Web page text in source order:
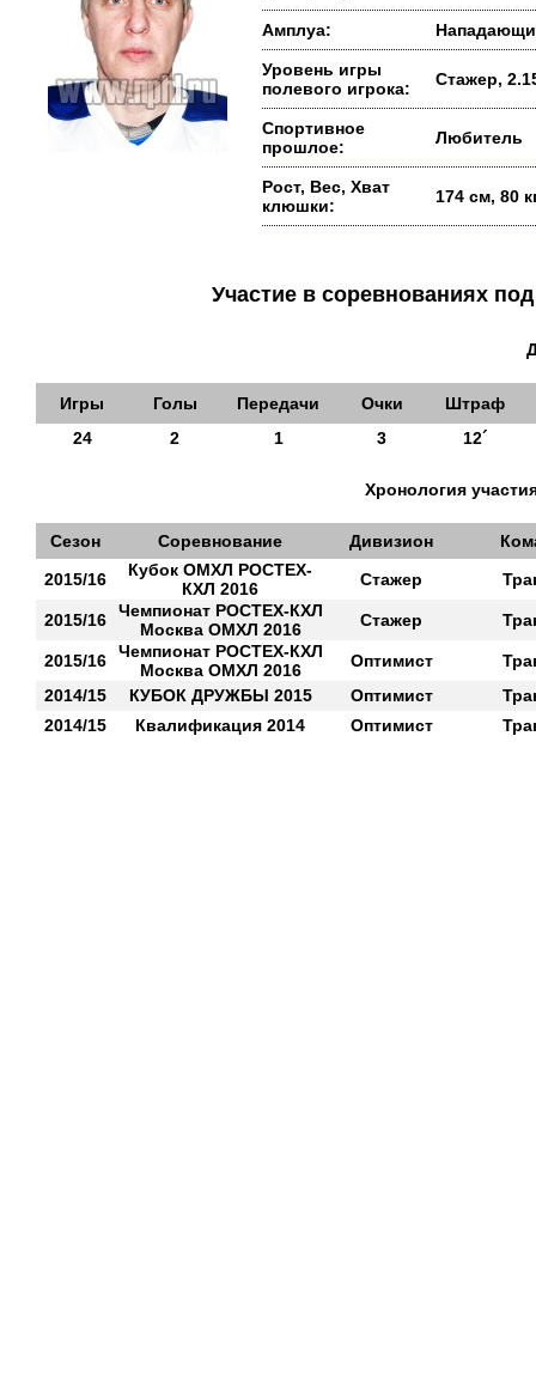
Амплуа:
Уровень игры
полевого игрока:
Стажер,
Спортивное
прошлое:
Любитель
Рост, Вес, Хват
клюшки:
174 см, 80
Участие в соревнованиях
Игры Голы Передачи Очки
Штраф
24
2 1 3 12´
Хронология
Сезон Соревнование Дивизион
2015/16
Кубок ОМХЛ РОСТЕХ-
КХЛ 2016
Стажер
2015/16
Чемпионат РОСТЕХ-КХЛ
Москва ОМХЛ 2016
Стажер
2015/16
Чемпионат РОСТЕХ-КХЛ
Москва ОМХЛ 2016
Оптимист
2014/15
КУБОК ДРУЖБЫ 2015 Оптимист
2014/15
Квалификация 2014 Оптимист